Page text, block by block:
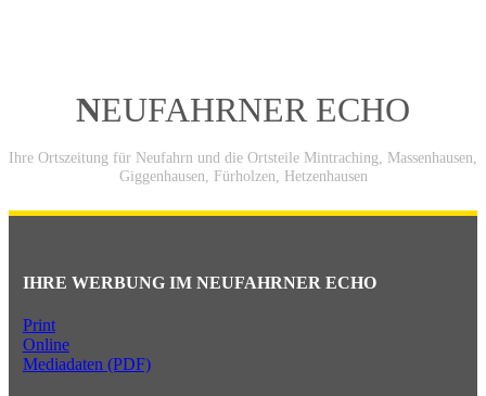
NEUFAHRNER ECHO
Ihre Ortszeitung für Neufahrn und die Ortsteile Mintraching, Massenhausen,
Giggenhausen, Fürholzen, Hetzenhausen
IHRE WERBUNG IM NEUFAHRNER ECHO
Print
Online
Mediadaten (PDF)